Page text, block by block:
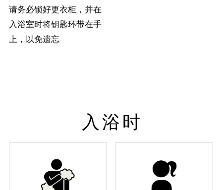
请务必锁好更衣柜，并在
入浴室时将钥匙环带在手
上，以免遗忘
入浴时